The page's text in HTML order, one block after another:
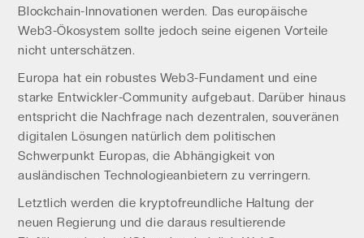
Blockchain-Innovationen werden. Das europäische
Web3-Ökosystem sollte jedoch seine eigenen Vorteile
nicht unterschätzen.
Europa hat ein robustes Web3-Fundament und eine
starke Entwickler-Community aufgebaut. Darüber hinaus
entspricht die Nachfrage nach dezentralen, souveränen
digitalen Lösungen natürlich dem politischen
Schwerpunkt Europas, die Abhängigkeit von
ausländischen Technologieanbietern zu verringern.
Letztlich werden die kryptofreundliche Haltung der
neuen Regierung und die daraus resultierende